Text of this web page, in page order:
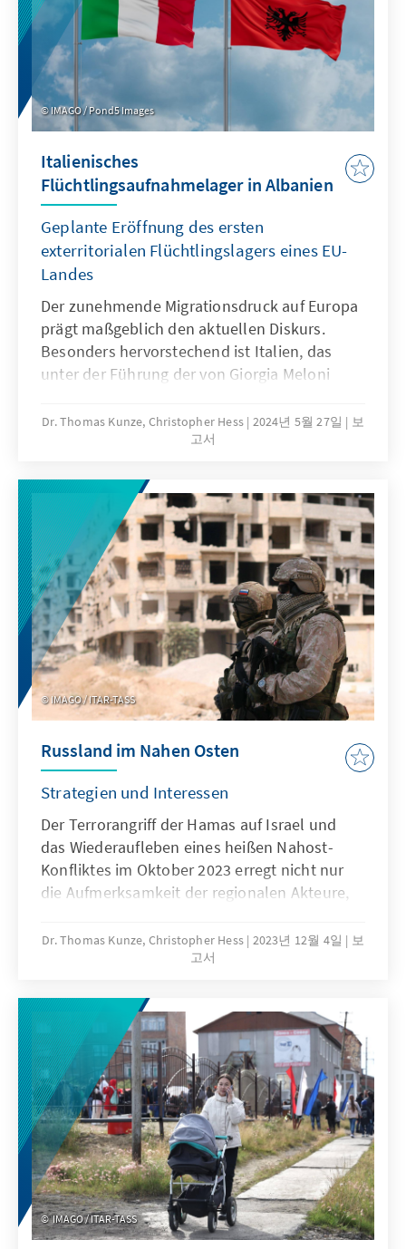
IMAGO / Pond5 Images
Italienisches
Flüchtlingsaufnahmelager in Albanien
Geplante Eröffnung des ersten
exterritorialen Flüchtlingslagers eines EU-
Landes
Der zunehmende Migrationsdruck auf Europa
prägt maßgeblich den aktuellen Diskurs.
Besonders hervorstechend ist Italien, das
unter der Führung der von Giorgia Meloni
Veränderung seiner migrationspolitischen
Ausrichtung erlebt. Gleichzeitig positioniert
dem Weg zur EU-Mitgliedschaft. Angesichts
dieser Entwicklungen werden innovative
Lösungsansätze gesucht. Ein
bemerkenswertes Beispiel ist die geplante
Eröffnung des ersten exterritorialen
Flüchtlingslagers eines EU-Landes: ein
italienisches Lager auf albanischem Boden,
das sowohl ethische als auch politische
Diskussionen auslöst.
Dr. Thomas Kunze, Christopher Hess 2024년 5월 27일
보
고서
IMAGO / ITAR-TASS
Russland im Nahen Osten
Strategien und Interessen
Der Terrorangriff der Hamas auf Israel und
das Wiederaufleben eines heißen Nahost-
Konfliktes im Oktober 2023 erregt nicht nur
die Aufmerksamkeit der regionalen Akteure,
Insbesondere Russlands Reaktion wird mit
Argusaugen verfolgt. Russland, als
eine tief verwurzelte Geschichte im Nahen
Osten. Der Länderbericht widmet sich neben
aktuellen russischen Reaktionen zum Nahost-
Konflikt der historischen Rolle der
Sowjetunion bzw. Russlands in der Region
und beleuchtet die russischen Interessen in
Nahost.
Dr. Thomas Kunze, Christopher Hess 2023년 12월 4일
보
고서
IMAGO / ITAR-TASS